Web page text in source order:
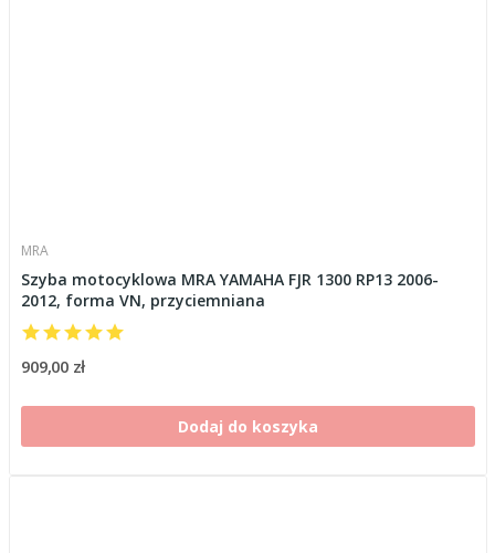
MRA
Szyba motocyklowa MRA YAMAHA FJR 1300 RP13 2006-
2012, forma VN, przyciemniana
909,00 zł
Dodaj do koszyka